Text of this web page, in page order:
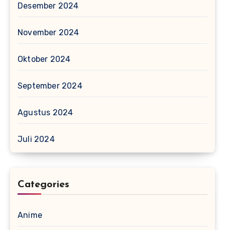
Desember 2024
November 2024
Oktober 2024
September 2024
Agustus 2024
Juli 2024
Categories
Anime